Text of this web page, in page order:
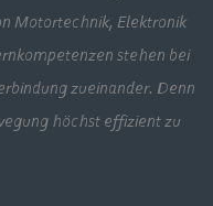
Motortechnik, Elektronik
stehen bei
zueinander. Denn
höchst effizient zu